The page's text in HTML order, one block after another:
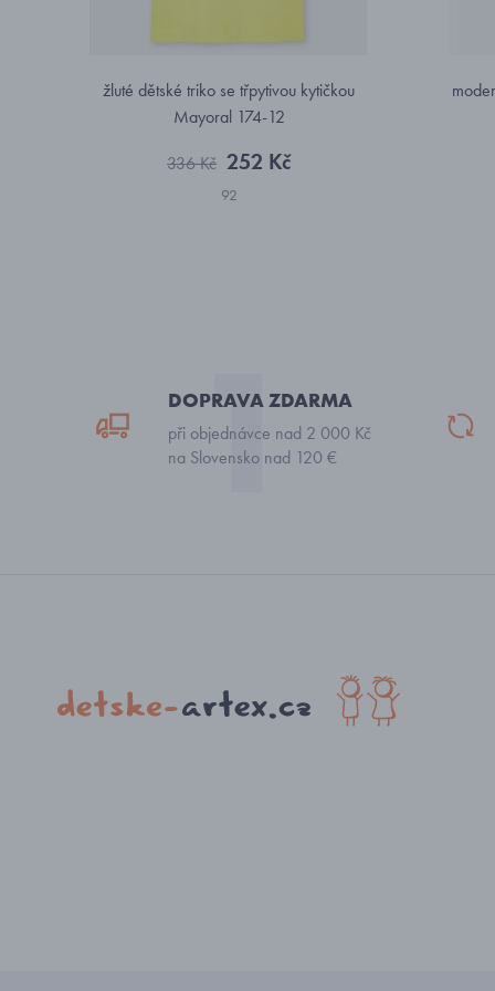
žluté dětské triko se třpytivou kytičkou
Mayoral 174-12
336 Kč 252 Kč
92
DOPRAVA ZDARMA
při objednávce nad 2 000 Kč
na Slovensko nad 120 €